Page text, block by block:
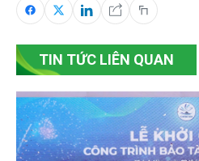
TIN TỨC LIÊN QUAN